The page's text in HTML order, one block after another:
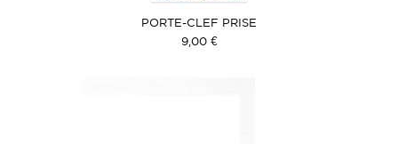
PORTE-CLEF PRISE
9,00 €